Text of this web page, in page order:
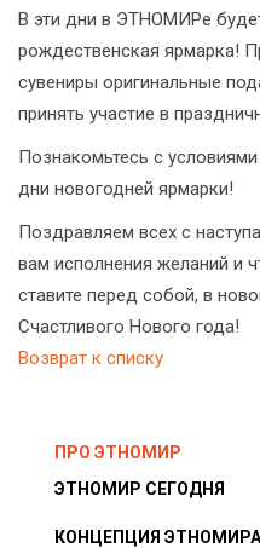
В эти дни в ЭТНОМИРе
рождественская ярмарка!
сувениры оригинальные
принять участие в
Познакомьтесь с
дни новогодней ярмарки!
Поздравляем всех с
вам исполнения желаний и
ставите перед собой, в
Счастливого Нового года!
Возврат к списку
ПРО ЭТНОМИР
ЭТНОМИР СЕГОДНЯ
КОНЦЕПЦИЯ ЭТНОМИРА